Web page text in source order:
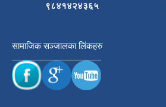
९८४१४२४३६५
सामाजिक सञ्जालका लिंकहरु